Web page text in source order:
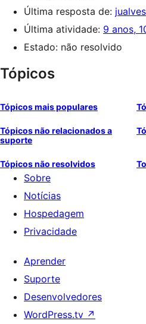
Última resposta de:
Última atividade: 9 anos,
Estado: não resolvido
Tópicos
Tópicos mais populares
Tópicos não relacionados a
suporte
Tópicos não resolvidos
Sobre
Notícias
Hospedagem
Privacidade
Aprender
Suporte
Desenvolvedores
WordPress.tv ↗